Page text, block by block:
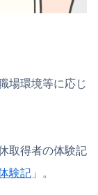
場環境等に応じ
取得者の体験記
験記 」。